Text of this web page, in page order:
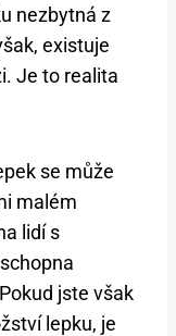
nezbytná z
existuje
Je to realita
se může
malém
lidí s
jste však
lepku, je